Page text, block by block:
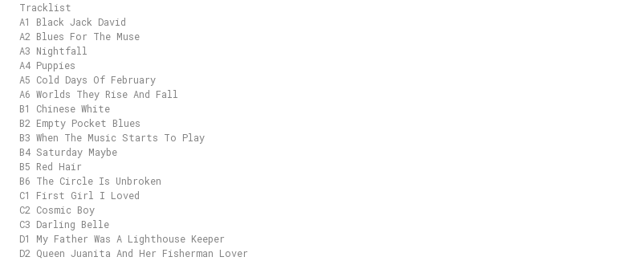
Tracklist
A1 Black Jack David
A2 Blues For The Muse
A3 Nightfall
A4 Puppies
A5 Cold Days Of February
A6 Worlds They Rise And Fall
B1 Chinese White
B2 Empty Pocket Blues
B3 When The Music Starts To Play
B4 Saturday Maybe
B5 Red Hair
B6 The Circle Is Unbroken
C1 First Girl I Loved
C2 Cosmic Boy
C3 Darling Belle
D1 My Father Was A Lighthouse Keeper
D2 Queen Juanita And Her Fisherman Lover